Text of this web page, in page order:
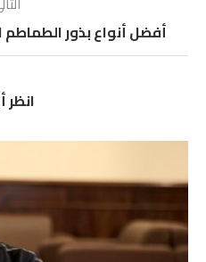
أفضل أنواع بذور الطماطم
انظر